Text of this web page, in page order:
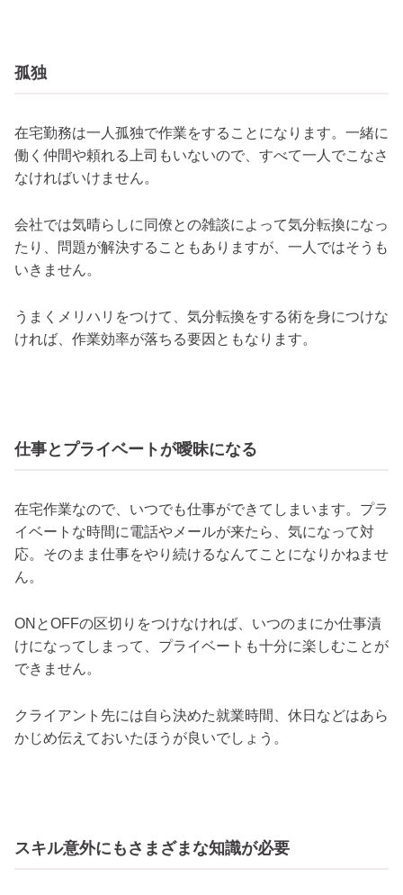
孤独
在宅勤務は一人孤独で作業をすることになります。一緒に
働く仲間や頼れる上司もいないので、すべて一人でこなさ
なければいけません。
会社では気晴らしに同僚との雑談によって気分転換になっ
たり、問題が解決することもありますが、一人ではそうも
いきません。
うまくメリハリをつけて、気分転換をする術を身につけな
ければ、作業効率が落ちる要因ともなります。
仕事とプライベートが曖昧になる
在宅作業なので、いつでも仕事ができてしまいます。プラ
イベートな時間に電話やメールが来たら、気になって対
応。そのまま仕事をやり続けるなんてことになりかねませ
ん。
ONとOFFの区切りをつけなければ、いつのまにか仕事漬
けになってしまって、プライベートも十分に楽しむことが
できません。
クライアント先には自ら決めた就業時間、休日などはあら
かじめ伝えておいたほうが良いでしょう。
スキル意外にもさまざまな知識が必要